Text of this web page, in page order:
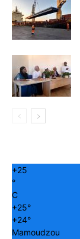
+25
°
C
+25°
+24°
Mamoudzou